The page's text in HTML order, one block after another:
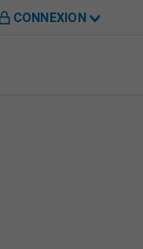
B M O au Canada
CONNEXION